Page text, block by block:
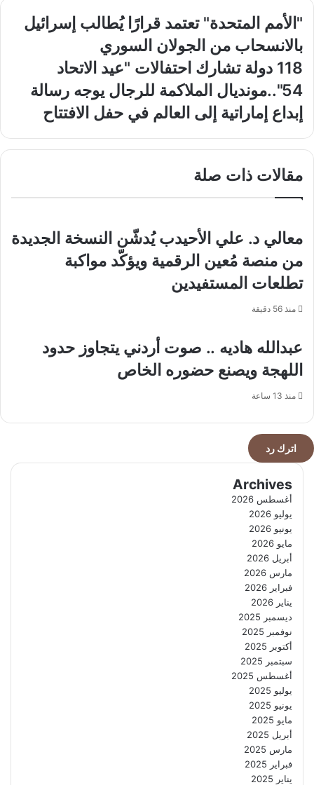
"الأمم
المتحدة"
تعتمد
قرارًا
يُطالب
إسرائيل
بالانسحاب
من
الجولان
السوري
"الأمم المتحدة" تعتمد قرارًا يُطالب إسرائيل
بالانسحاب من الجولان السوري
118
دولة
تشارك
احتفالات
"عيد
الاتحاد
54"..مونديال
الملاكمة
للرجال
يوجه
إماراتية
العالم
في
الافتتاح
118 دولة تشارك احتفالات "عيد الاتحاد
54"..مونديال الملاكمة للرجال يوجه رسالة
إبداع إماراتية إلى العالم في حفل الافتتاح
مقالات ذات صلة
معالي د. علي الأحيدب يُدشّن النسخة الجديدة
من منصة مُعين الرقمية ويؤكّد مواكبة
تطلعات المستفيدين
منذ 56 دقيقة
عبدالله هاديه .. صوت أردني يتجاوز حدود
اللهجة ويصنع حضوره الخاص
منذ 13 ساعة
اترك رد
Archives
أغسطس 2026
يوليو 2026
يونيو 2026
مايو 2026
أبريل 2026
مارس 2026
فبراير 2026
يناير 2026
ديسمبر 2025
نوفمبر 2025
أكتوبر 2025
سبتمبر 2025
أغسطس 2025
يوليو 2025
يونيو 2025
مايو 2025
أبريل 2025
مارس 2025
فبراير 2025
يناير 2025